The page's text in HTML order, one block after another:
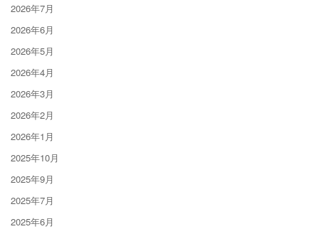
2026年7月
2026年6月
2026年5月
2026年4月
2026年3月
2026年2月
2026年1月
2025年10月
2025年9月
2025年7月
2025年6月